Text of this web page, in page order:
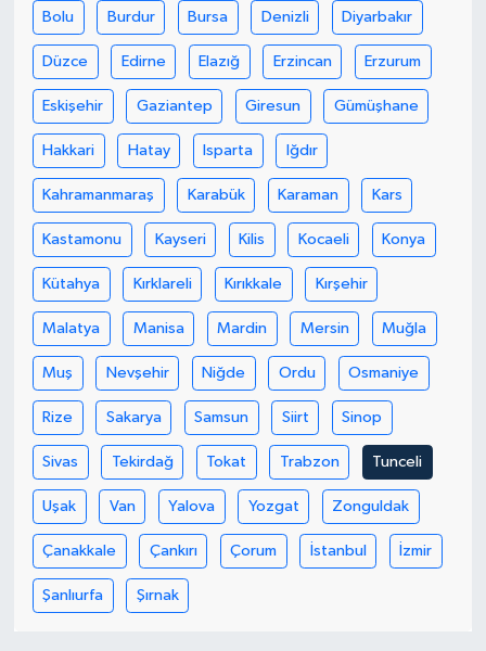
Bolu Burdur Bursa Denizli Diyarbakır
Düzce Edirne Elazığ Erzincan Erzurum
Eskişehir Gaziantep Giresun Gümüşhane
Hakkari Hatay Isparta Iğdır
Kahramanmaraş Karabük Karaman Kars
Kastamonu Kayseri Kilis Kocaeli Konya
Kütahya Kırklareli Kırıkkale Kırşehir
Malatya Manisa Mardin Mersin Muğla
Muş Nevşehir Niğde Ordu Osmaniye
Rize Sakarya Samsun Siirt Sinop
Sivas Tekirdağ Tokat Trabzon Tunceli
Uşak Van Yalova Yozgat Zonguldak
Çanakkale Çankırı Çorum İstanbul İzmir
Şanlıurfa Şırnak